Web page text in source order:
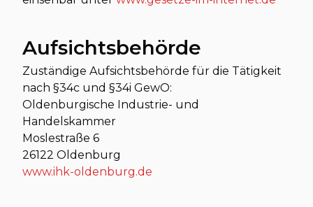
Aufsichtsbehörde
Zuständige Aufsichtsbehörde für die Tätigkeit
nach §34c und §34i GewO:
Oldenburgische Industrie- und
Handelskammer
Moslestraße 6
26122 Oldenburg
www.ihk-oldenburg.de